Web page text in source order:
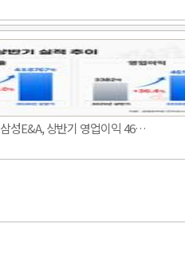
삼성E&A, 상반기 영업이익 46…